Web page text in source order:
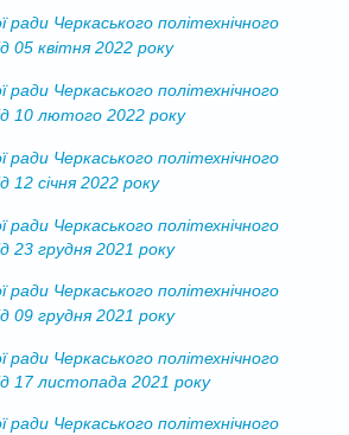
ради Черкаського політехнічного
05 квітня 2022 року
ради Черкаського політехнічного
10 лютого 2022 року
ради Черкаського політехнічного
12 січня 2022 року
ради Черкаського політехнічного
23 грудня 2021 року
ради Черкаського політехнічного
09 грудня 2021 року
ради Черкаського політехнічного
17 листопада 2021 року
ради Черкаського політехнічного